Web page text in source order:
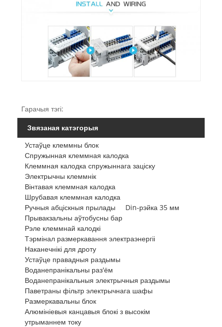
Гарачыя тэгі:
Звязаная катэгорыя
Устаўце клеммны блок
Спружынная клеммная калодка
Клеммная калодка спружыннага заціску
Электрычны клеммнік
Вінтавая клеммная калодка
Шрубавая клеммная калодка
Ручныя абціскныя прылады
Din-рэйка 35 мм
Прывакзальны аўтобусны бар
Рэле клеммнай калодкі
Тэрмінал размеркавання электраэнергіі
Наканечнікі для дроту
Устаўце правадныя раздымы
Воданепранікальны раз'ём
Воданепранікальныя электрычныя раздымы
Паветраны фільтр электрычнага шафы
Размеркавальны блок
Алюмініевыя канцавыя блокі з высокім
утрыманнем току